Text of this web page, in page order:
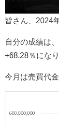
皆さん、2024
自分の成績は
+68.28％にな
今月は売買代金